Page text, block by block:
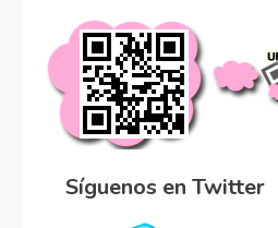
Síguenos en Twitter